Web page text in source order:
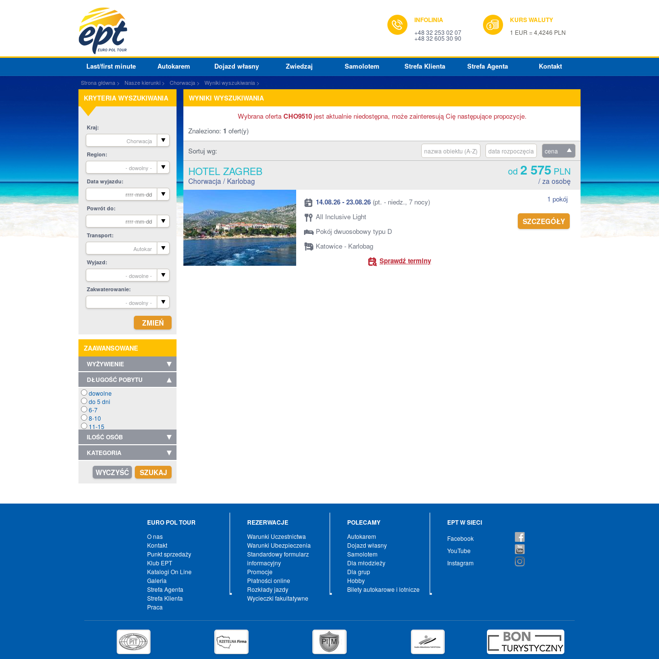
INFOLINIA
+48 32 253 02 07
+48 32 605 30 90
KURS WALUTY
1 EUR = 4,4246 PLN
Last/first minute Autokarem Dojazd własny Zwiedzaj Samolotem Strefa Klienta Strefa Agenta Kontakt
Strona główna Nasze kierunki Chorwacja Wyniki wyszukiwania
KRYTERIA WYSZUKIWANIA
Kraj
Chorwacja
Region
- dowolny -
Data wyjazdu
Powrót do
Transport
Autokar
Wyjazd
- dowolne -
Zakwaterowanie
- dowolny -
ZAAWANSOWANE
WYŻYWIENIE
DŁUGOŚĆ POBYTU
dowolne
do 5 dni
6-7
8-10
11-15
ILOŚĆ OSÓB
KATEGORIA
WYNIKI WYSZUKIWANIA
Wybrana oferta CHO9510jest aktualnie niedostępna, może zainteresują Cię następujące propozycje.
Znaleziono: 1 ofert(y)
Sortuj wg: cena
data rozpoczęcia
nazwa obiektu (A-Z)
HOTEL ZAGREB
Chorwacja / Karlobag
od 2 575 PLN
/ za osobę
14.08.26 - 23.08.26 (pt. - niedz., 7 nocy)
All Inclusive Light
Pokój dwuosobowy typu D
Katowice - Karlobag
Sprawdź terminy
1 pokój
SZCZEGÓŁY
EURO POL TOUR
O nas
Kontakt
Punkt sprzedaży
Klub EPT
Katalogi On Line
Galeria
Strefa Agenta
Strefa Klienta
Praca
REZERWACJE
Warunki Uczestnictwa
Warunki Ubezpieczenia
Standardowy formularz
informacyjny
Promocje
Płatności online
Rozkłady jazdy
Wycieczki fakultatywne
POLECAMY
Autokarem
Dojazd własny
Samolotem
Dla młodzieży
Dla grup
Hobby
Bilety autokarowe i lotnicze
EPT W SIECI
Facebook
YouTube
Instagram